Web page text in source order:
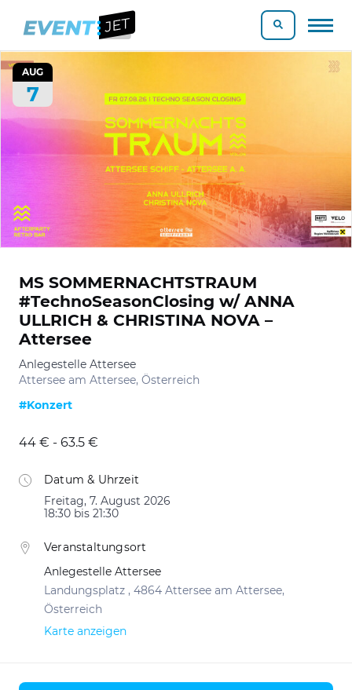
AUG
7
MS SOMMERNACHTSTRAUM
#TechnoSeasonClosing w/ ANNA
ULLRICH & CHRISTINA NOVA –
Attersee
Anlegestelle Attersee
Attersee am Attersee, Österreich
#Konzert
44 € - 63.5 €
Datum & Uhrzeit
Freitag, 7. August 2026
18:30 bis 21:30
Veranstaltungsort
Anlegestelle Attersee
Landungsplatz , 4864 Attersee am Attersee,
Österreich
Karte anzeigen